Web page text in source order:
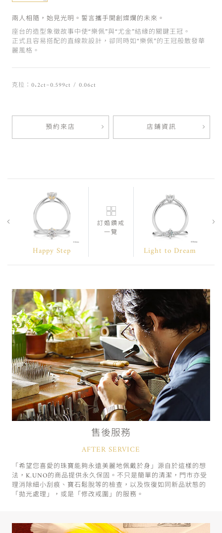
兩人相隨，始見光明。誓言攜手開創燦爛的未來。
座台的造型象徵故事中使“樂佩”與“尤金”結緣的關鍵王冠。
正式且容易搭配的直線款設計，卻同時如“樂佩”的王冠般散發華
麗風格。
克拉：0.2ct~0.599ct / 0.06ct
預約來店 店鋪資訊
Happy Step
訂婚鑽戒
一覽
Light to Dream
售後服務
AFTER SERVICE
「希望您喜愛的珠寶能夠永遠美麗地佩戴於身」源自於這樣的想
法，K.UNO的商品提供永久保固。不只是簡單的清潔，門市亦受
理消除細小刮痕、寶石鬆脫等的檢查，以及恢復如同新品狀態的
「拋光處理」，或是「修改戒圍」的服務。